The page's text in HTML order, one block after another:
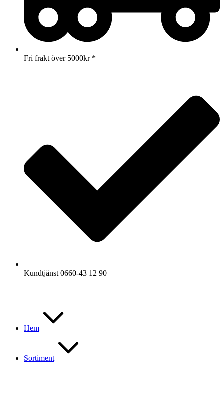
Fri frakt över 5000kr *
Kundtjänst 0660-43 12 90
Hem
Sortiment